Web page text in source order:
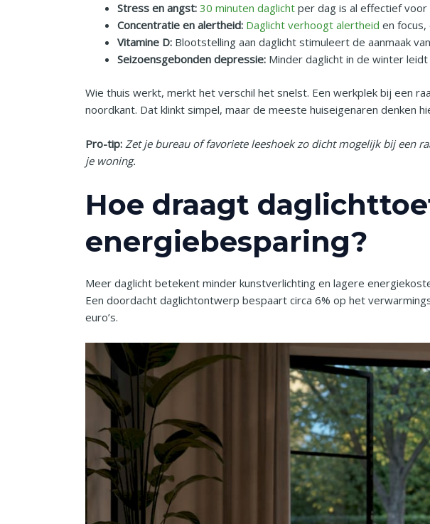
Stress en angst: 30 minuten daglicht per dag is al effectief
Concentratie en alertheid: Daglicht verhoogt alertheid en
Vitamine D: Blootstelling aan daglicht stimuleert de aanmaak
Seizoensgebonden depressie: Minder daglicht in de winter
Wie thuis werkt, merkt het verschil het snelst. Een werkplek bij een
noordkant. Dat klinkt simpel, maar de meeste huiseigenaren denken
Pro-tip: Zet je bureau of favoriete leeshoek zo dicht mogelijk bij een
je woning.
Hoe draagt
energiebesparing?
Meer daglicht betekent minder kunstverlichting en lagere
Een doordacht daglichtontwerp bespaart circa 6% op het
euro’s.